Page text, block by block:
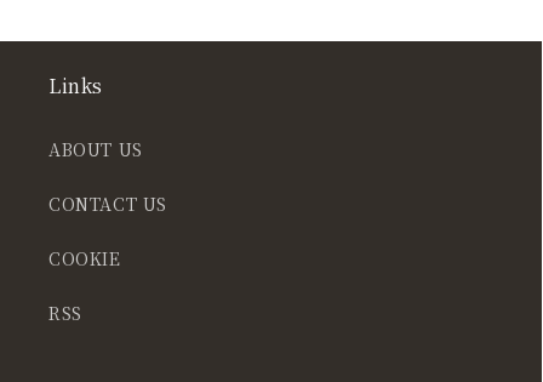
Links
ABOUT US
CONTACT US
COOKIE
RSS